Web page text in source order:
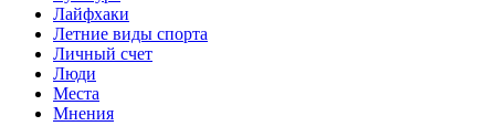
Лайфхаки
Летние виды спорта
Личный счет
Люди
Места
Мнения